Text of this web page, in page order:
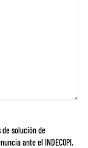
solución de
ante el INDECOPI.